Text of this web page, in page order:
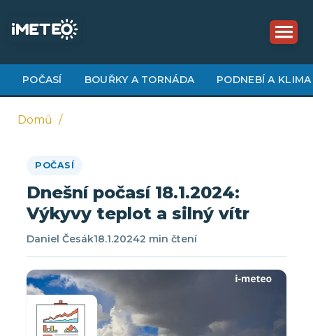
obsahu
POČASÍ BOUŘKY A TORNÁDA PODNEBÍ A KLIMA
navigace
Domů
POČASÍ
Dnešní počasí 18.1.2024:
Výkyvy teplot a silný vítr
Daniel Česák18.1.20242 min čtení